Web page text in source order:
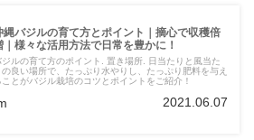
縄バジルの育て方とポイント｜摘心で収穫倍
｜様々な活用方法で日常を豊かに！
ジルの育て方のポイント. 置き場所. 日当たりと風当た
の良い場所で、たっぷり水やりし、たっぷり肥料を与え
ことがバジル栽培のコツとポイントをご紹介！
2021.06.07